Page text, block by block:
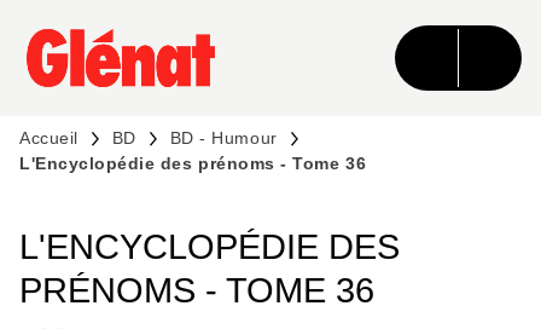
MENU RECHERCHE CONTENU
PIED DE PAGE
Accueil BD
BD - Humour
L'Encyclopédie des prénoms - Tome 36
L'ENCYCLOPÉDIE DES
PRÉNOMS - TOME 36